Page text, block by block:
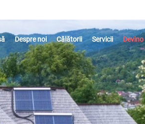
Despre noi Călătorii Servicii